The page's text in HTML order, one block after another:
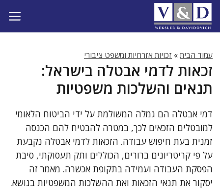
לדלג
לתוכן
עמוד הבית» זכויות אזרחיות ומשפט ציבורי
זכאות לדמי אבטלה בישראל:
תנאים והשלכות משפטיות
דמי אבטלה הם גמלה המשולמת על ידי הביטוח הלאומי
למובטלים הזכאים לכך, במטרה להבטיח להם הכנסה
זמנית בעת חיפוש עבודה. הזכאות לדמי אבטלה נקבעת
על פי קריטריונים ברורים, הכוללים ותק תעסוקתי, סיבת
הפסקת העבודה ועמידה בתקופת אכשרה. מאמר זה
יסקור את תנאי הזכאות ואת ההשלכות המשפטיות בנושא.